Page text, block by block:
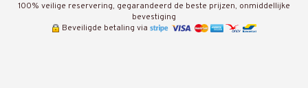
100% veilige reservering, gegarandeerd de beste prijzen, onmiddellijke
bevestiging
Beveiligde betaling via